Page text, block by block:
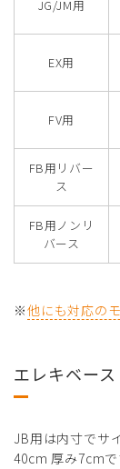
JG/JM用
EX用
FV用
FB用リバー
ス
FB用ノンリ
バース
※他にも対応の
エレキベース
JB用は内寸でサ
40cm 厚み7cmで